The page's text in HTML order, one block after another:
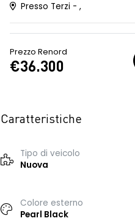
Presso Terzi - ,
Prezzo Renord
€36.300
Caratteristiche
Tipo di veicolo
Nuova
Colore esterno
Pearl Black